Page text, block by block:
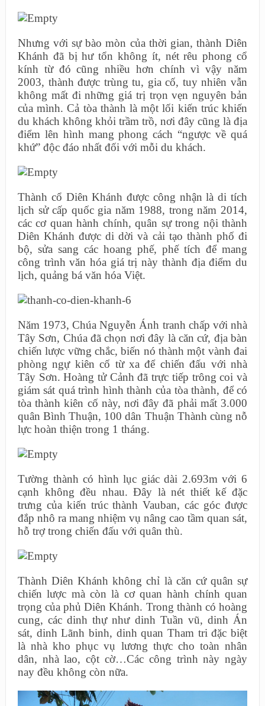
Nhưng với sự bào mòn của thời gian, thành Diên
Khánh đã bị hư tổn không ít, nét rêu phong cổ
kính từ đó cũng nhiều hơn chính vì vậy năm
2003, thành được trùng tu, gia cố, tuy nhiên vẫn
không mất đi những giá trị trọn vẹn nguyên bản
của mình. Cả tòa thành là một lối kiến trúc khiến
du khách không khỏi trầm trồ, nơi đây cũng là địa
điểm lên hình mang phong cách “ngược về quá
khứ” độc đáo nhất đối với mỗi du khách.
Thành cổ Diên Khánh được công nhận là di tích
lịch sử cấp quốc gia năm 1988, trong năm 2014,
các cơ quan hành chính, quân sự trong nội thành
Diên Khánh được di dời và cải tạo thành phố đi
bộ, sửa sang các hoang phế, phế tích để mang
công trình văn hóa giá trị này thành địa điểm du
lịch, quảng bá văn hóa Việt.
Năm 1973, Chúa Nguyễn Ánh tranh chấp với nhà
Tây Sơn, Chúa đã chọn nơi đây là căn cứ, địa bàn
chiến lược vững chắc, biến nó thành một vành đai
phòng ngự kiên cố từ xa để chiến đấu với nhà
Tây Sơn. Hoàng tử Cảnh đã trực tiếp trông coi và
giám sát quá trình hình thành của tòa thành, để có
tòa thành kiên cố này, nơi đây đã phải mất 3.000
quân Bình Thuận, 100 dân Thuận Thành cùng nỗ
lực hoàn thiện trong 1 tháng.
Tường thành có hình lục giác dài 2.693m với 6
cạnh không đều nhau. Đây là nét thiết kế đặc
trưng của kiến trúc thành Vauban, các góc được
đắp nhô ra mang nhiệm vụ nâng cao tầm quan sát,
hỗ trợ trong chiến đấu với quân thù.
Thành Diên Khánh không chỉ là căn cứ quân sự
chiến lược mà còn là cơ quan hành chính quan
trọng của phủ Diên Khánh. Trong thành có hoàng
cung, các dinh thự như dinh Tuần vũ, dinh Án
sát, dinh Lãnh binh, dinh quan Tham tri đặc biệt
là nhà kho phục vụ lương thực cho toàn nhân
dân, nhà lao, cột cờ…Các công trình này ngày
nay đều không còn nữa.